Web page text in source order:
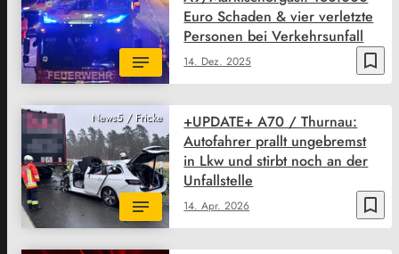
bookmark_border
14. Dez. 2025
Euro Schaden & vier verletzte
Personen bei Verkehrsunfall
News5 / Fricke
bookmark_border
14. Apr. 2026
+UPDATE+ A70 / Thurnau:
Autofahrer prallt ungebremst
in Lkw und stirbt noch an der
Unfallstelle